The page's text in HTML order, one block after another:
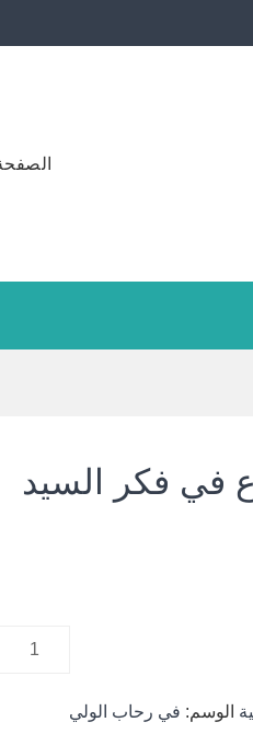
ع في فكر السيد
السيد
الوسم: في رحاب الولي